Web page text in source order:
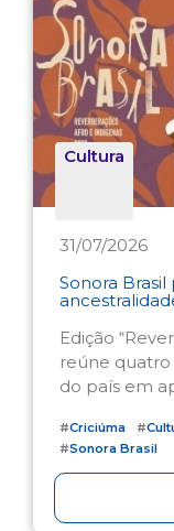
Cultura
31/07/2026
Sonora
Edição
reúne
do país em
#Criciúma #
#Sonora Brasil